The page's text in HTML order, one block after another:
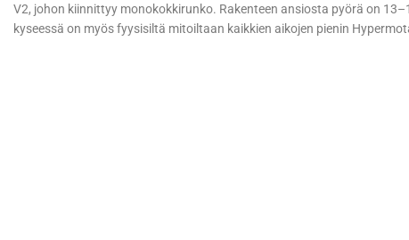
V2, johon kiinnittyy monokokkirunko. Rakenteen ansiosta pyörä on
kyseessä on myös fyysisiltä mitoiltaan kaikkien aikojen pienin